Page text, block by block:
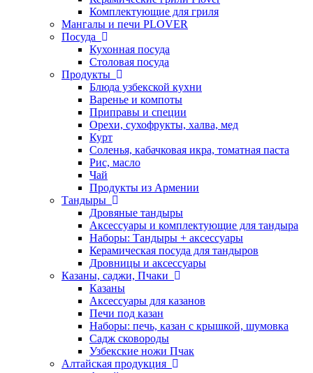
Комплектующие для гриля
Мангалы и печи PLOVER
Посуда
Кухонная посуда
Столовая посуда
Продукты
Блюда узбекской кухни
Варенье и компоты
Приправы и специи
Орехи, сухофрукты, халва, мед
Курт
Соленья, кабачковая икра, томатная паста
Рис, масло
Чай
Продукты из Армении
Тандыры
Дровяные тандыры
Аксессуары и комплектующие для тандыра
Наборы: Тандыры + аксессуары
Керамическая посуда для тандыров
Дровницы и аксессуары
Казаны, саджи, Пчаки
Казаны
Аксессуары для казанов
Печи под казан
Наборы: печь, казан с крышкой, шумовка
Садж сковороды
Узбекские ножи Пчак
Алтайская продукция